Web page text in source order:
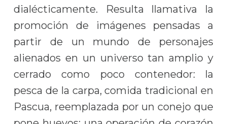
dialécticamente. Resulta llamativa la
promoción de imágenes pensadas a
partir de un mundo de personajes
alienados en un universo tan amplio y
cerrado como poco contenedor: la
pesca de la carpa, comida tradicional en
Pascua, reemplazada por un conejo que